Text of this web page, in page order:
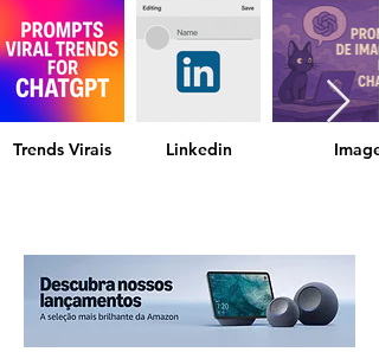
Trends Virais Linkedin